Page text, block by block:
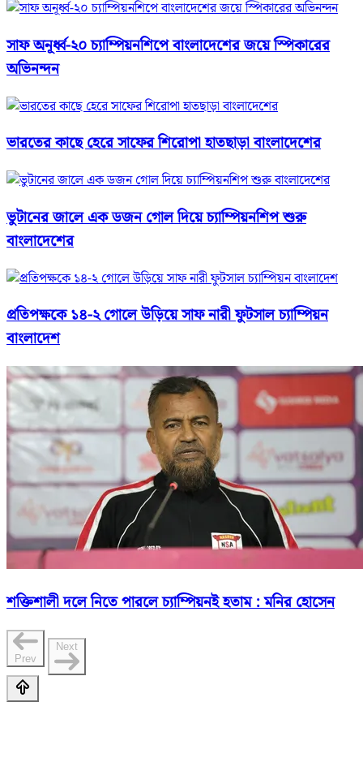
সাফ অনূর্ধ্ব-২০ চ্যাম্পিয়নশিপে বাংলাদেশের জয়ে স্পিকারের
অভিনন্দন
ভারতের কাছে হেরে সাফের শিরোপা হাতছাড়া বাংলাদেশের
ভুটানের জালে এক ডজন গোল দিয়ে চ্যাম্পিয়নশিপ শুরু
বাংলাদেশের
প্রতিপক্ষকে ১৪-২ গোলে উড়িয়ে সাফ নারী ফুটসাল চ্যাম্পিয়ন
বাংলাদেশ
শক্তিশালী দলে নিতে পারলে চ্যাম্পিয়নই হতাম : মনির হোসেন
Prev